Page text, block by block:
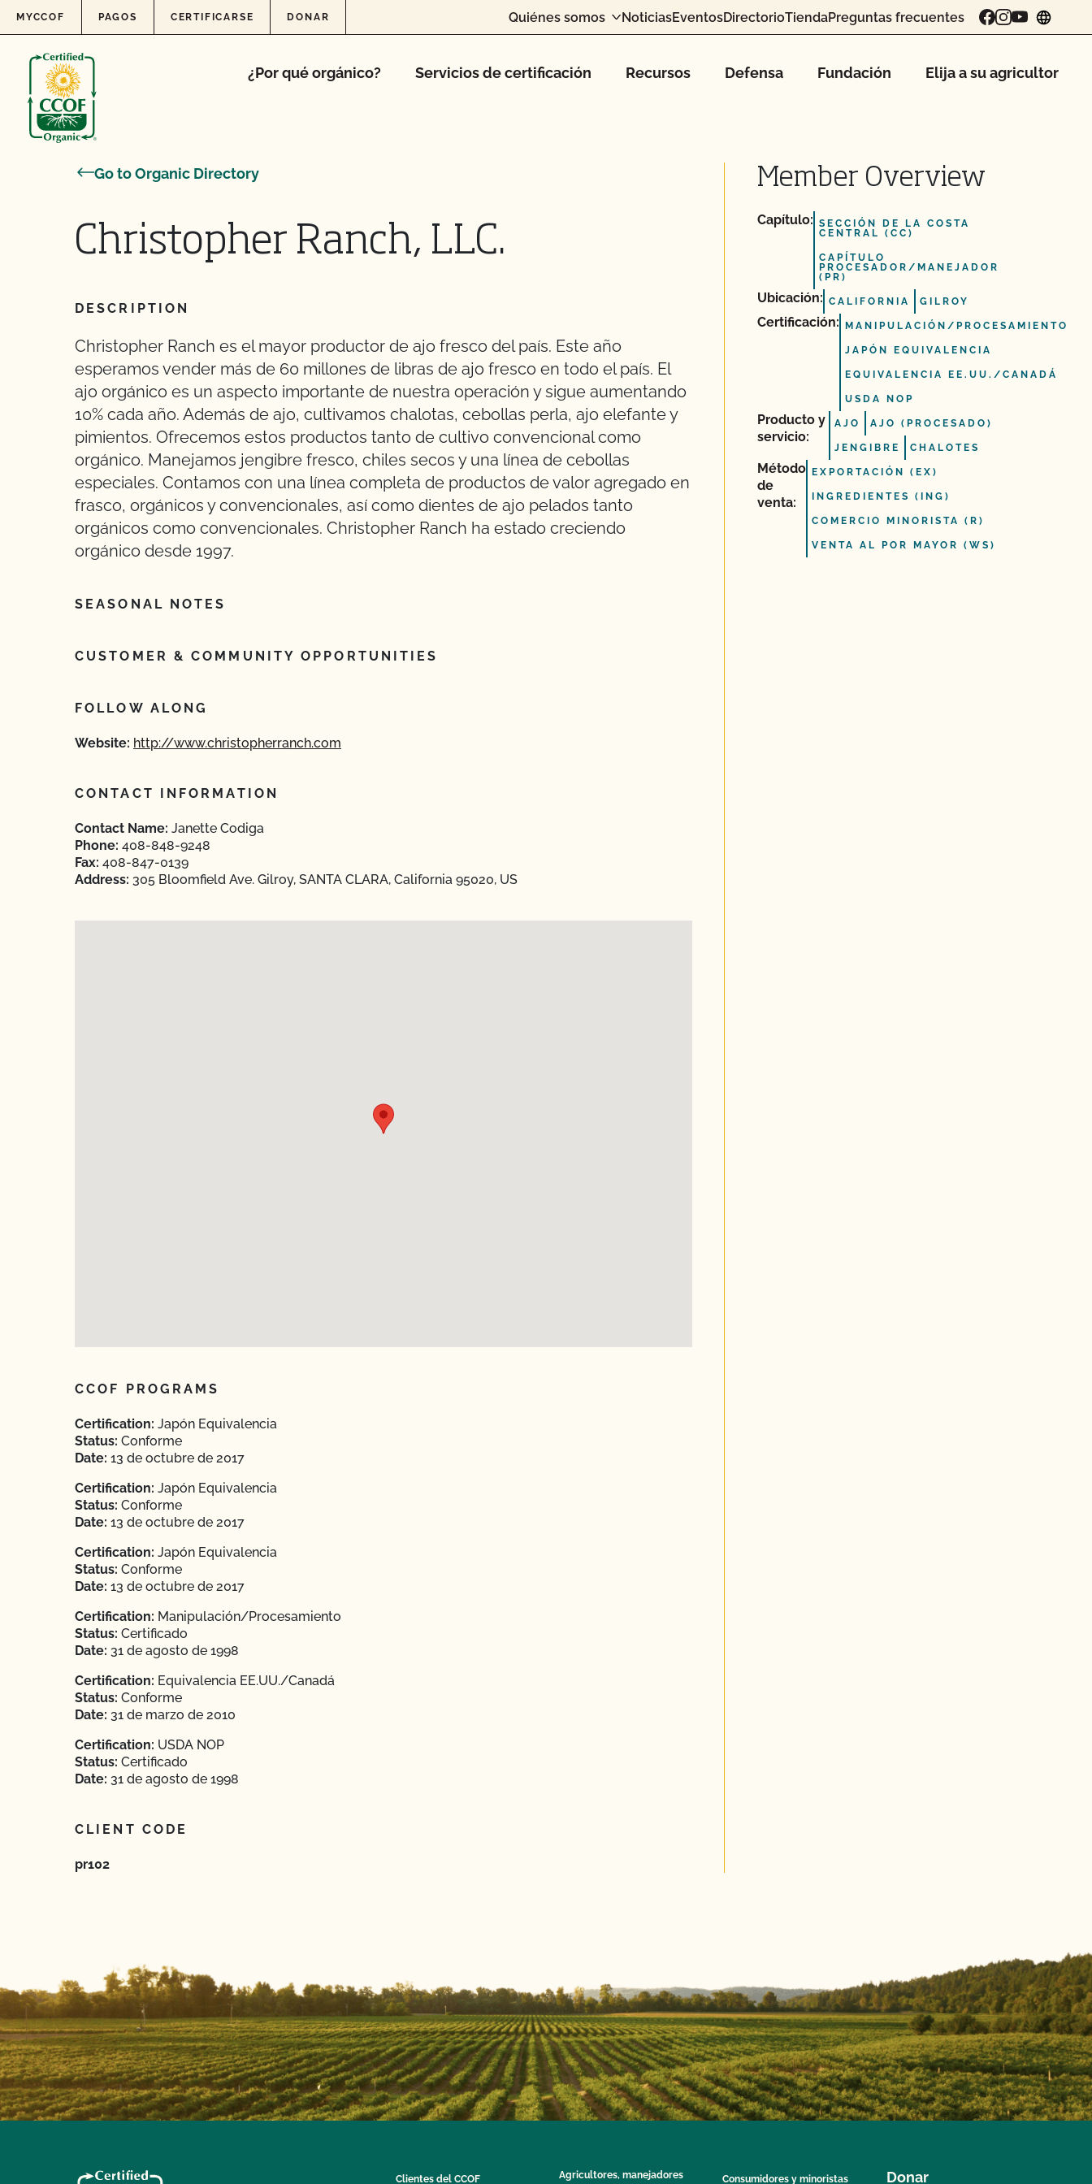
Skip to content
MYCCOF PAGOS CERTIFICARSE DONAR Quiénes somos NoticiasEventosDirectorioTiendaPreguntas frecuentes
¿Por qué orgánico? Servicios de certificación Recursos Defensa Fundación Elija a su agricultor
Go to Organic Directory
Christopher Ranch, LLC.
DESCRIPTION
Christopher Ranch es el mayor productor de ajo fresco del país. Este año
esperamos vender más de 60 millones de libras de ajo fresco en todo el país. El
ajo orgánico es un aspecto importante de nuestra operación y sigue aumentando
10% cada año. Además de ajo, cultivamos chalotas, cebollas perla, ajo elefante y
pimientos. Ofrecemos estos productos tanto de cultivo convencional como
orgánico. Manejamos jengibre fresco, chiles secos y una línea de cebollas
especiales. Contamos con una línea completa de productos de valor agregado en
frasco, orgánicos y convencionales, así como dientes de ajo pelados tanto
orgánicos como convencionales. Christopher Ranch ha estado creciendo
orgánico desde 1997.
SEASONAL NOTES
CUSTOMER & COMMUNITY OPPORTUNITIES
FOLLOW ALONG
Website: http://www.christopherranch.com
CONTACT INFORMATION
Contact Name: Janette Codiga
Phone: 408-848-9248
Fax: 408-847-0139
Address: 305 Bloomfield Ave. Gilroy, SANTA CLARA, California 95020, US
CCOF PROGRAMS
Certification: Japón Equivalencia
Status: Conforme
Date: 13 de octubre de 2017
Certification: Japón Equivalencia
Status: Conforme
Date: 13 de octubre de 2017
Certification: Japón Equivalencia
Status: Conforme
Date: 13 de octubre de 2017
Certification: Manipulación/Procesamiento
Status: Certificado
Date: 31 de agosto de 1998
Certification: Equivalencia EE.UU./Canadá
Status: Conforme
Date: 31 de marzo de 2010
Certification: USDA NOP
Status: Certificado
Date: 31 de agosto de 1998
CLIENT CODE
pr102
Member Overview
Capítulo: SECCIÓN DE LA COSTA
CENTRAL (CC)
CAPÍTULO
PROCESADOR/MANEJADOR
(PR)
Ubicación: CALIFORNIA GILROY
Certificación: MANIPULACIÓN/PROCESAMIENTO
JAPÓN EQUIVALENCIA
EQUIVALENCIA EE.UU./CANADÁ
USDA NOP
Producto y
servicio:
AJO AJO (PROCESADO)
JENGIBRE CHALOTES
Método
de
venta:
EXPORTACIÓN (EX)
INGREDIENTES (ING)
COMERCIO MINORISTA (R)
VENTA AL POR MAYOR (WS)
Clientes del CCOF Agricultores, manejadores Consumidores y minoristas Donar